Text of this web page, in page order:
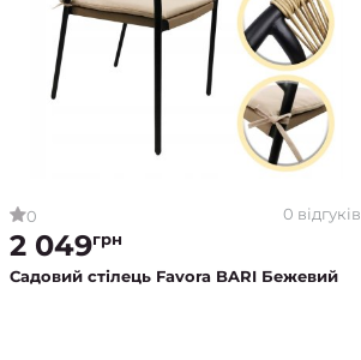
0 0 відгуків
2 049грн
Садовий стілець Favora BARI Бежевий